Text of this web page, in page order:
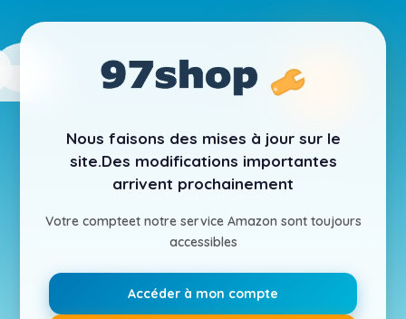
Nous faisons des mises à jour sur le
site.Des modifications importantes
arrivent prochainement
Votre compteet notre service Amazon sont toujours
accessibles
Accéder à mon compte